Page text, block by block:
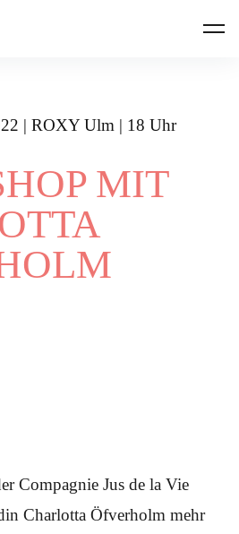
| ROXY Ulm | 18 Uhr
MIT
Compagnie Jus de la Vie
Charlotta Öfverholm mehr